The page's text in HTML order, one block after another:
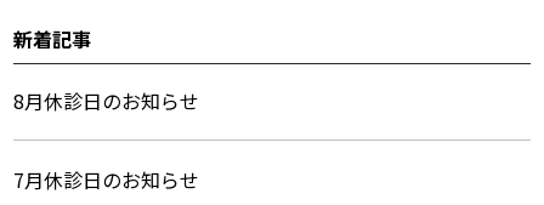
ュ
ー
新着記事
8月休診日のお知らせ
7月休診日のお知らせ